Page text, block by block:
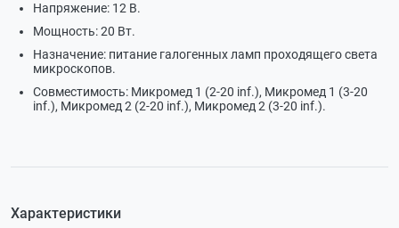
Напряжение: 12 В.
Мощность: 20 Вт.
Назначение: питание галогенных ламп проходящего света
микроскопов.
Совместимость: Микромед 1 (2-20 inf.), Микромед 1 (3-20
inf.), Микромед 2 (2-20 inf.), Микромед 2 (3-20 inf.).
Характеристики